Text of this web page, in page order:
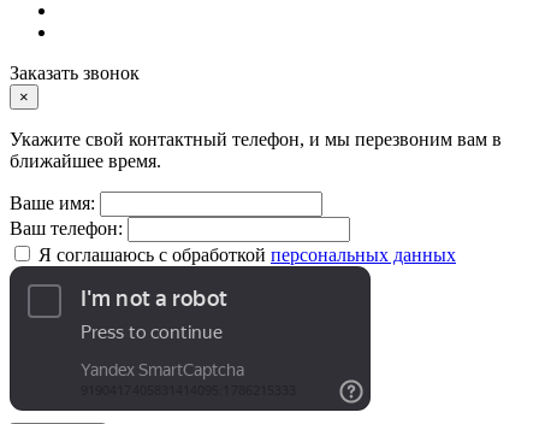
Заказать звонок
×
Укажите свой контактный телефон, и мы перезвоним вам в
ближайшее время.
Ваше имя:
Ваш телефон:
Я соглашаюсь с обработкой персональных данных